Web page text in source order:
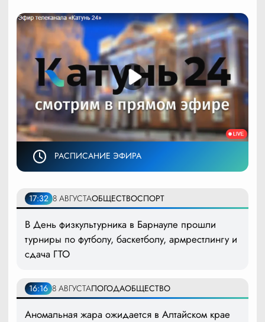
РАСПИСАНИЕ ЭФИРА
17:32 8 АВГУСТАОБЩЕСТВОСПОРТ
В День физкультурника в Барнауле прошли
турниры по футболу, баскетболу, армрестлингу и
сдача ГТО
16:16 8 АВГУСТАПОГОДАОБЩЕСТВО
Аномальная жара ожидается в Алтайском крае